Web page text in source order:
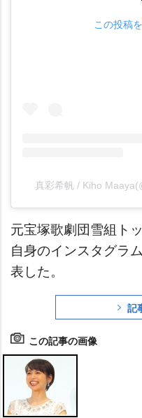
この投稿
真彩希帆 / Kiho
元宝塚歌劇団雪組ト
自身のインスタグラ
表した。
記
この記事の画像